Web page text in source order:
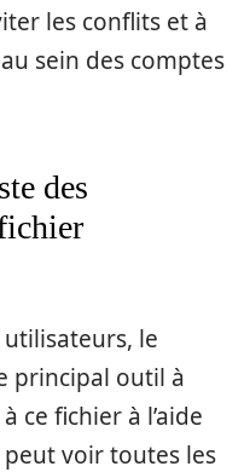
les conflits et à
sein des comptes
des
le
principal outil à
ce fichier à l’aide
peut voir toutes les